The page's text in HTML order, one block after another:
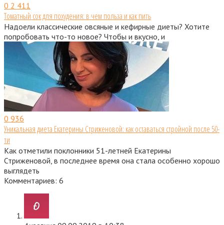
0 2 411
Томатный сок для похудения: в чем польза и как пить
Надоели классические овсяные и кефирные диеты? Хотите
попробовать что-то новое? Чтобы и вкусно, и
0 936
Уникальная диета Екатерины Стриженовой: как оставаться стройной после 50-
ти
Как отметили поклонники 51-летней Екатерины
Стриженовой, в последнее время она стала особенно хорошо
выглядеть
Комментариев: 6